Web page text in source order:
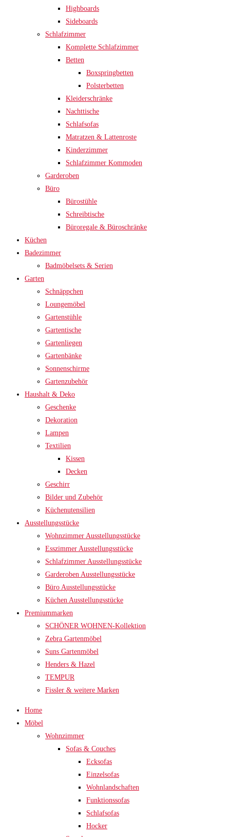
Highboards
Sideboards
Schlafzimmer
Komplette Schlafzimmer
Betten
Boxspringbetten
Polsterbetten
Kleiderschränke
Nachttische
Schlafsofas
Matratzen & Lattenroste
Kinderzimmer
Schlafzimmer Kommoden
Garderoben
Büro
Bürostühle
Schreibtische
Büroregale & Büroschränke
Küchen
Badezimmer
Badmöbelsets & Serien
Garten
Schnäppchen
Loungemöbel
Gartenstühle
Gartentische
Gartenliegen
Gartenbänke
Sonnenschirme
Gartenzubehör
Haushalt & Deko
Geschenke
Dekoration
Lampen
Textilien
Kissen
Decken
Geschirr
Bilder und Zubehör
Küchenutensilien
Ausstellungsstücke
Wohnzimmer Ausstellungsstücke
Esszimmer Ausstellungsstücke
Schlafzimmer Ausstellungsstücke
Garderoben Ausstellungsstücke
Büro Ausstellungsstücke
Küchen Ausstellungsstücke
Premiummarken
SCHÖNER WOHNEN-Kollektion
Zebra Gartenmöbel
Suns Gartenmöbel
Henders & Hazel
TEMPUR
Fissler & weitere Marken
Home
Möbel
Wohnzimmer
Sofas & Couches
Ecksofas
Einzelsofas
Wohnlandschaften
Funktionssofas
Schlafsofas
Hocker